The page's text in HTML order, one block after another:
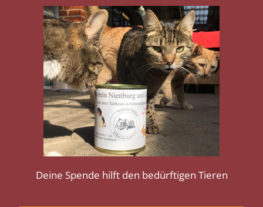
Deine Spende hilft den bedürftigen Tieren